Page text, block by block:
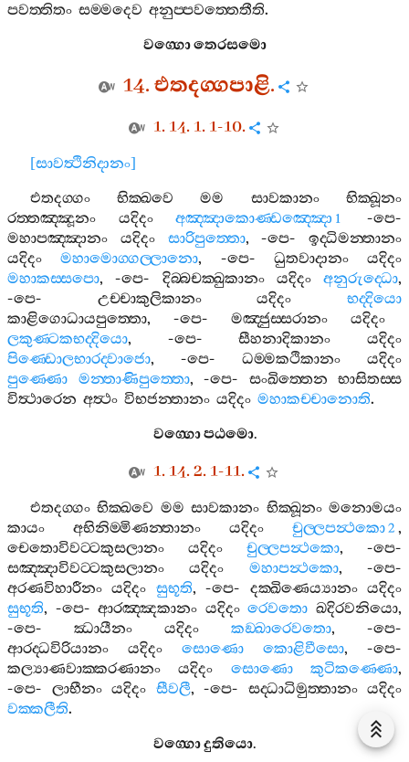
පවත‍්තිතං සම‍්මදෙව අනුප‍්පවත‍්තෙතීති.
වග‍්ගොතෙරසමො
14.එතදග‍්ගපාළි.
1. 14. 1. 1-10.
[සාවත්‍ථිනිදානං]
එතදග‍්ගං
භික‍්ඛවෙ මම සාවකානං
භික‍්ඛූනං
රත‍්තඤ‍්ඤූනං
යදිදං අඤ‍්ඤාකොණ‍්ඩඤ‍්ඤො 1 -පෙ-
මහාපඤ‍්ඤානං
යදිදං සාරිපුත‍්තො, -පෙ- ඉද‍්ධිමන‍්තානං
යදිදං
මහාමොග‍්ගල‍්ලානො, -පෙ- ධුතවාදානං
යදිදං
මහාකස‍්සපො, -පෙ- දිබ‍්බචක‍්ඛුකානං යදිදං අනුරුද‍්ධො,
-පෙ- උච‍්චාකුලිකානං යදිදං
භද‍්දියො
කාළිගොධායපුත‍්තො, -පෙ- මඤ‍්ජුස‍්සරානං
යදිදං
ලකුණ‍්ටකභද‍්දියො, -පෙ-සීහනාදිකානං
යදිදං
පිණ‍්ඩොලභාරද‍්වාජො, -පෙ- ධම‍්මකථිකානං
යදිදං
පුණ‍්ණො
මන‍්තාණිපුත‍්තො, -පෙ- සංඛිත‍්තෙන
භාසිතස‍්ස
විත්‍ථාරෙන අත්‍ථං විභජන‍්තානං යදිදං මහාකච‍්චානොති.
වග‍්ගොපඨමො.
1. 14. 2. 1-11.
එතදග‍්ගං භික‍්ඛවෙ මම සාවකානං භික‍්ඛූනං මනොමයං
කායං
අභිනිම‍්මිණන‍්තානං යදිදං චුල‍්ලපන්‍ථකො2 ,
චෙතොවිවට‍්ටකුසලානං
යදිදං චුල‍්ලපන්‍ථකො, -පෙ-
සඤ‍්ඤාවිවට‍්ටකුසලානං
යදිදං මහාපන්‍ථකො, -පෙ-
අරණවිහාරීනං යදිදං සුභූති, -පෙ- දක‍්ඛිණෙය්‍යානං යදිදං
සුභූති, -පෙ-ආරඤ‍්ඤකානං යදිදං රෙවතො ඛදිරවනියො,
-පෙ- ඣායීනං යදිදං කඞ‍්ඛාරෙවතො, -පෙ-
ආරද‍්ධවිරියානං
යදිදං සොණො කොළිවීසො, -පෙ-
කල්‍යාණවාක‍්කරණානං
යදිදං සොණො කුටිකණ‍්ණො,
-පෙ- ලාභීනං යදිදං සීවලී, -පෙ- සද‍්ධාධිමුත‍්තානං යදිදං
වක‍්කලීති.
වග‍්ගොදුතියො.